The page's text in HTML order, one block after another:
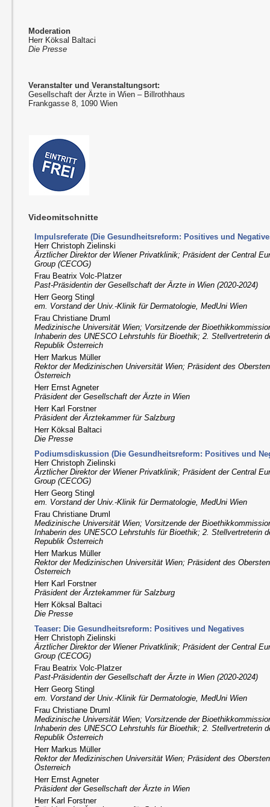
Moderation
Herr Köksal Baltaci
Die Presse
Veranstalter und Veranstaltungsort:
Gesellschaft der Ärzte in Wien – Billrothhaus
Frankgasse 8, 1090 Wien
Videomitschnitte
Impulsreferate (Die Gesundheitsreform: Positives und
Herr Christoph Zielinski
Ärztlicher Direktor der Wiener Privatklinik; Präsident der Central
Group (CECOG)
Frau Beatrix Volc-Platzer
Past-Präsidentin der Gesellschaft der Ärzte in Wien (2020-2024)
Herr Georg Stingl
em. Vorstand der Univ.-Klinik für Dermatologie, MedUni Wien
Frau Christiane Druml
Medizinische Universität Wien; Vorsitzende der
Inhaberin des UNESCO Lehrstuhls für Bioethik; 2. Stellvertreterin
Republik Österreich
Herr Markus Müller
Rektor der Medizinischen Universität Wien; Präsident des
Österreich
Herr Ernst Agneter
Präsident der Gesellschaft der Ärzte in Wien
Herr Karl Forstner
Präsident der Ärztekammer für Salzburg
Herr Köksal Baltaci
Die Presse
Podiumsdiskussion (Die Gesundheitsreform: Positives und
Herr Christoph Zielinski
Ärztlicher Direktor der Wiener Privatklinik; Präsident der Central
Group (CECOG)
Herr Georg Stingl
em. Vorstand der Univ.-Klinik für Dermatologie, MedUni Wien
Frau Christiane Druml
Medizinische Universität Wien; Vorsitzende der
Inhaberin des UNESCO Lehrstuhls für Bioethik; 2. Stellvertreterin
Republik Österreich
Herr Markus Müller
Rektor der Medizinischen Universität Wien; Präsident des
Österreich
Herr Karl Forstner
Präsident der Ärztekammer für Salzburg
Herr Köksal Baltaci
Die Presse
Teaser: Die Gesundheitsreform: Positives und Negatives
Herr Christoph Zielinski
Ärztlicher Direktor der Wiener Privatklinik; Präsident der Central
Group (CECOG)
Frau Beatrix Volc-Platzer
Past-Präsidentin der Gesellschaft der Ärzte in Wien (2020-2024)
Herr Georg Stingl
em. Vorstand der Univ.-Klinik für Dermatologie, MedUni Wien
Frau Christiane Druml
Medizinische Universität Wien; Vorsitzende der
Inhaberin des UNESCO Lehrstuhls für Bioethik; 2. Stellvertreterin
Republik Österreich
Herr Markus Müller
Rektor der Medizinischen Universität Wien; Präsident des
Österreich
Herr Ernst Agneter
Präsident der Gesellschaft der Ärzte in Wien
Herr Karl Forstner